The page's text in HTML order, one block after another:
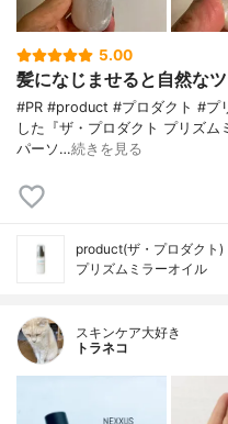
5.00
髪になじませると自然な
#PR #product #プロダクト #プ
した『ザ・プロダクト プリズム
パーソ…続きを見る
product(ザ・プロダクト)
プリズムミラーオイル
スキンケア大好き
トラネコ